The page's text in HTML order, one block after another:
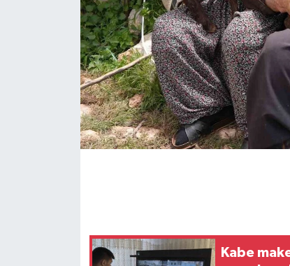
Kabe
English News
Flaş Haber
Gayrimenkul
HABERDE İNSAN